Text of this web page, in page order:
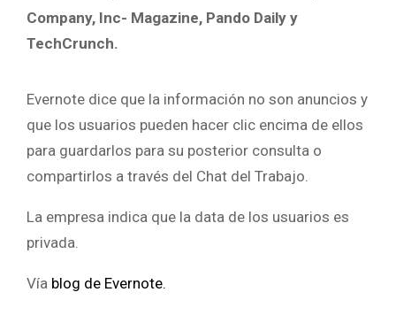
Company, Inc- Magazine, Pando Daily y
TechCrunch.
Evernote dice que la información no son anuncios y
que los usuarios pueden hacer clic encima de ellos
para guardarlos para su posterior consulta o
compartirlos a través del Chat del Trabajo.
La empresa indica que la data de los usuarios es
privada.
Vía blog de Evernote.